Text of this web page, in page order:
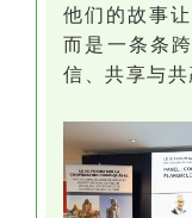
他们的故事
而是一条条
信、共享与共